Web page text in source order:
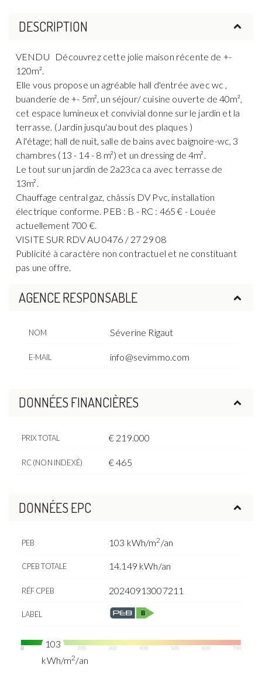
DESCRIPTION
VENDU Découvrez cette jolie maison récente de +-
120m².
Elle vous propose un agréable hall d'entrée avec wc ,
buanderie de +- 5m², un séjour/ cuisine ouverte de 40m²,
cet espace lumineux et convivial donne sur le jardin et la
terrasse. (Jardin jusqu'au bout des plaques )
A l'étage; hall de nuit, salle de bains avec baignoire-wc, 3
chambres (13 - 14 - 8 m²) et un dressing de 4m².
Le tout sur un jardin de 2a23ca ca avec terrasse de
13m².
Chauffage central gaz, châssis DV Pvc, installation
électrique conforme. PEB : B - RC : 465 € - Louée
actuellement 700 €.
VISITE SUR RDV AU 0476 / 27 29 08
Publicité à caractère non contractuel et ne constituant
pas une offre.
AGENCE RESPONSABLE
NOM Séverine Rigaut
E-MAIL info@sevimmo.com
DONNÉES FINANCIÈRES
PRIX TOTAL € 219.000
RC (NON INDEXÉ) € 465
DONNÉES EPC
PEB 103 kWh/m2 /an
CPEB TOTALE 14.149 kWh/an
RÉF CPEB 20240913007211
LABEL
103
kWh/m2/an